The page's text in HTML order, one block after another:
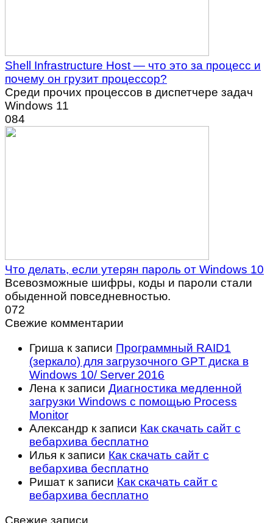
Shell Infrastructure Host — что это за процесс и
почему он грузит процессор?
Среди прочих процессов в диспетчере задач
Windows 11
084
Что делать, если утерян пароль от Windows 10
Всевозможные шифры, коды и пароли стали
обыденной повседневностью.
072
Свежие комментарии
Гриша к записи Программный RAID1
(зеркало) для загрузочного GPT диска в
Windows 10/ Server 2016
Лена к записи Диагностика медленной
загрузки Windows с помощью Process
Monitor
Александр к записи Как скачать сайт с
вебархива бесплатно
Илья к записи Как скачать сайт с
вебархива бесплатно
Ришат к записи Как скачать сайт с
вебархива бесплатно
Свежие записи